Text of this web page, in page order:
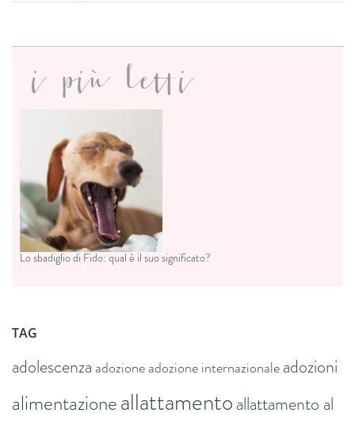
i più letti
Lo sbadiglio di Fido: qual è il suo significato?
TAG
adolescenza adozioneadozione internazionaleadozioni
alimentazioneallattamentoallattamento al